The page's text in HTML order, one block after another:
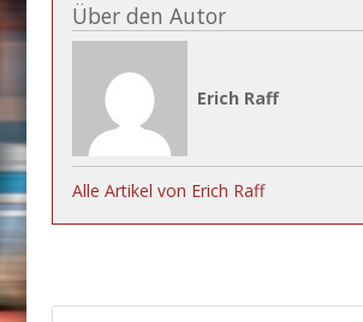
Über den Autor
Erich Raff
Alle Artikel von Erich Raff